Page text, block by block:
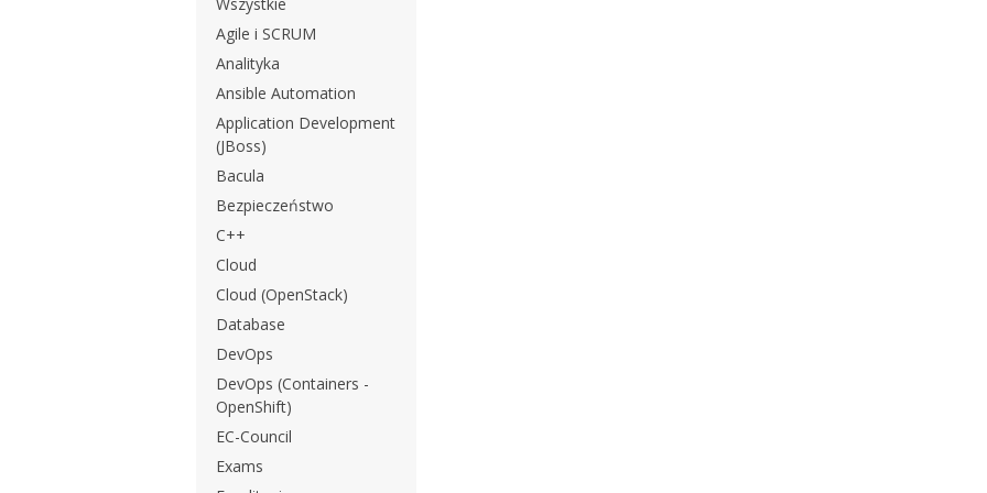
Agile i SCRUM
Analityka
Ansible Automation
Application Development
(JBoss)
Bacula
Bezpieczeństwo
C++
Cloud
Cloud (OpenStack)
Database
DevOps
DevOps (Containers -
OpenShift)
EC-Council
Exams